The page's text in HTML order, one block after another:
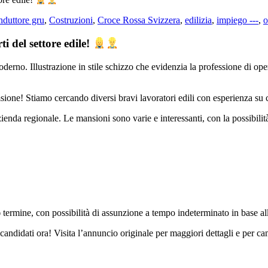
gru, Costruzioni, Croce Rossa Svizzera, edilizia, impiego ---,
del settore edile!
Stiamo cercando diversi bravi lavoratori edili con esperienza
regionale. Le mansioni sono varie e interessanti, con la
con possibilità di assunzione a tempo indeterminato in base
ora! Visita l’annuncio originale per maggiori dettagli e per